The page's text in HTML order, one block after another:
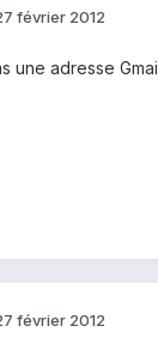
février 2012
une adresse
février 2012